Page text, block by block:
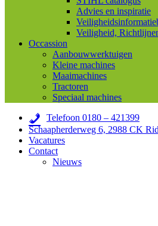
Advies en inspiratie
Veiligheid,
Occassion
Aanbouwwerktuigen
Kleine machines
Maaimachines
Tractoren
Speciaal machines
Telefoon 0180 – 421399
Schaapherderweg 6, 2988 CK
Vacatures
Contact
Nieuws